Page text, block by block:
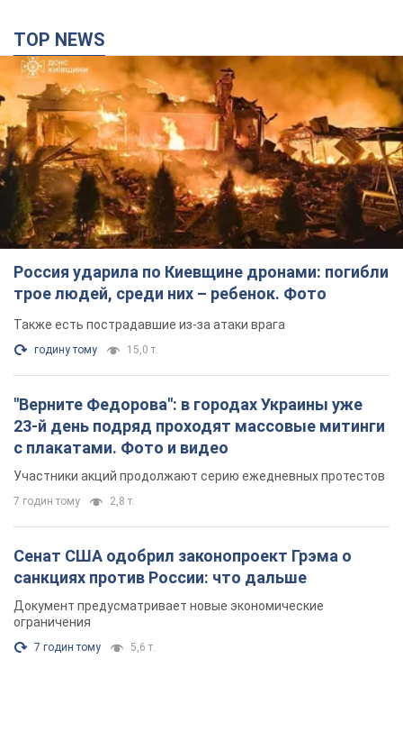
TOP NEWS
Россия ударила по Киевщине дронами: погибли
трое людей, среди них – ребенок. Фото
Также есть пострадавшие из-за атаки врага
годину тому 15,0 т.
"Верните Федорова": в городах Украины уже
23-й день подряд проходят массовые митинги
с плакатами. Фото и видео
Участники акций продолжают серию ежедневных протестов
7 годин тому 2,8 т.
Сенат США одобрил законопроект Грэма о
санкциях против России: что дальше
Документ предусматривает новые экономические
ограничения
7 годин тому 5,6 т.